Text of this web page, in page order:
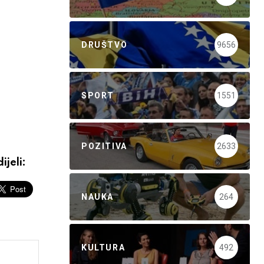
DRUŠTVO 9656
SPORT 1551
POZITIVA 2633
NAUKA 264
KULTURA 492